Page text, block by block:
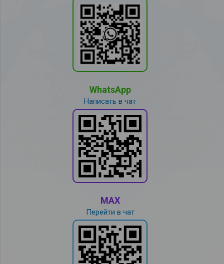
WhatsApp
Написать в чат
MAX
Перейти в чат